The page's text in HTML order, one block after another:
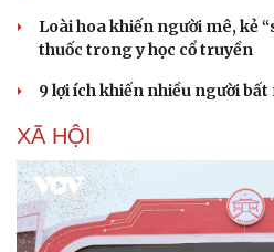
Loài hoa khiến người mê, kẻ
thuốc trong y học cổ truyền
9 lợi ích khiến nhiều người
XÃ HỘI